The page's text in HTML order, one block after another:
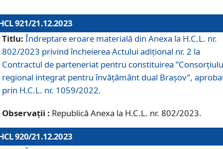
921/21.12.2023
Titlu: Îndreptare eroare materială din Anexa la H.C.L. nr.
802/2023 privind încheierea Actului adițional nr. 2 la
Contractul de parteneriat pentru constituirea
regional integrat pentru învățământ dual Brașov”,
prin H.C.L. nr. 1059/2022.
Observații : Republică Anexa la H.C.L. nr. 802/2023.
920/21.12.2023